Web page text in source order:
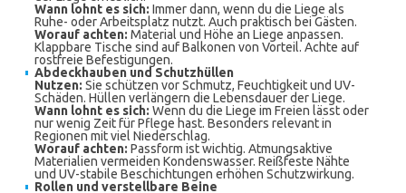
Wann lohnt es sich: Immer dann, wenn du die Liege als
Ruhe- oder Arbeitsplatz nutzt. Auch praktisch bei Gästen.
Worauf achten: Material und Höhe an Liege anpassen.
Klappbare Tische sind auf Balkonen von Vorteil. Achte auf
rostfreie Befestigungen.
Abdeckhauben und Schutzhüllen
Nutzen: Sie schützen vor Schmutz, Feuchtigkeit und UV-
Schäden. Hüllen verlängern die Lebensdauer der Liege.
Wann lohnt es sich: Wenn du die Liege im Freien lässt oder
nur wenig Zeit für Pflege hast. Besonders relevant in
Regionen mit viel Niederschlag.
Worauf achten: Passform ist wichtig. Atmungsaktive
Materialien vermeiden Kondenswasser. Reißfeste Nähte
und UV-stabile Beschichtungen erhöhen Schutzwirkung.
Rollen und verstellbare Beine